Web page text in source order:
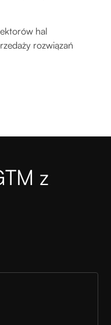
hal
rozwiązań
z